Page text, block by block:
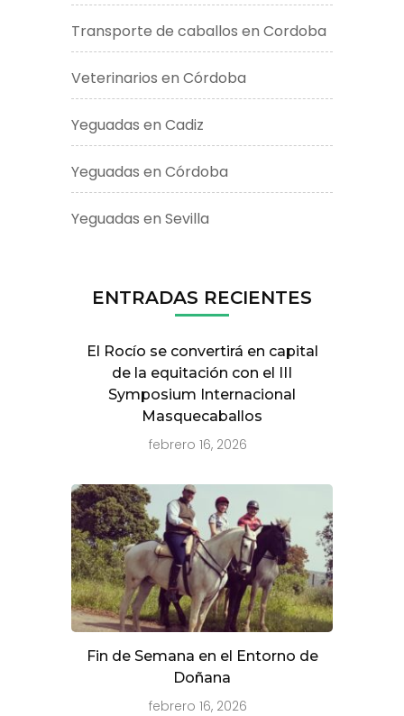
Transporte de caballos en Cordoba
Veterinarios en Córdoba
Yeguadas en Cadiz
Yeguadas en Córdoba
Yeguadas en Sevilla
ENTRADAS RECIENTES
El Rocío se convertirá en capital
de la equitación con el III
Symposium Internacional
Masquecaballos
febrero 16, 2026
Fin de Semana en el Entorno de
Doñana
febrero 16, 2026